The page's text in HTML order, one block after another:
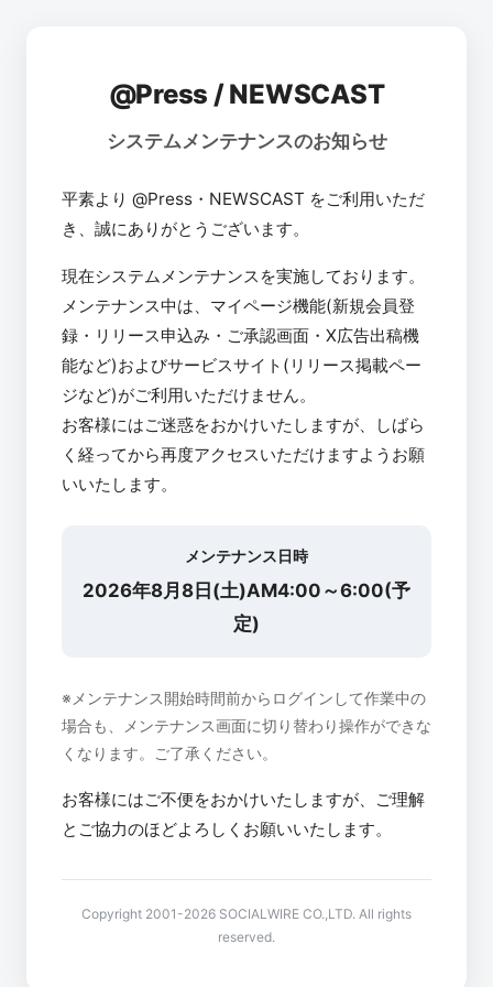
@Press / NEWSCAST
システムメンテナンスのお知らせ
平素より @Press・NEWSCAST をご利用いただ
き、誠にありがとうございます。
現在システムメンテナンスを実施しております。
メンテナンス中は、マイページ機能(新規会員登
録・リリース申込み・ご承認画面・X広告出稿機
能など)およびサービスサイト(リリース掲載ペー
ジなど)がご利用いただけません。
お客様にはご迷惑をおかけいたしますが、しばら
く経ってから再度アクセスいただけますようお願
いいたします。
メンテナンス日時
2026年8月8日(土)AM4:00～6:00(予
定)
※メンテナンス開始時間前からログインして作業中の
場合も、メンテナンス画面に切り替わり操作ができな
くなります。ご了承ください。
お客様にはご不便をおかけいたしますが、ご理解
とご協力のほどよろしくお願いいたします。
Copyright 2001-2026 SOCIALWIRE CO.,LTD. All rights
reserved.